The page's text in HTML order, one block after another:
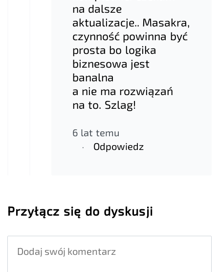
na dalsze
aktualizacje.. Masakra,
czynność powinna być
prosta bo logika
biznesowa jest
banalna
a nie ma rozwiązań
na to. Szlag!
6 lat temu
Odpowiedz
Przyłącz się do dyskusji